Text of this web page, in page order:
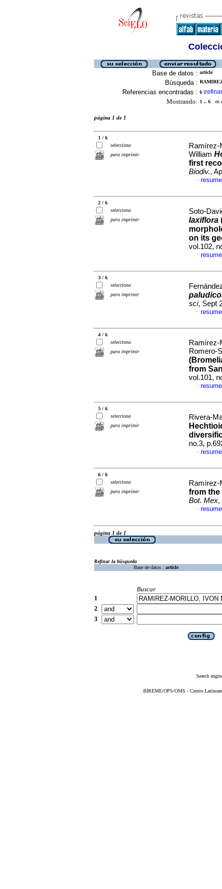
Base de datos : article
Búsqueda :
Referencias encontradas : 6 [refinar
Mostrando: 1 .. 6 en
página 1 de 1
1 / 6
selecciona
para imprimir
Ramírez-
William
first
Biodiv.,
·
2 / 6
selecciona
para imprimir
Soto-
laxiflora
on its
vol.102,
·
3 / 6
selecciona
para imprimir
sci, Sept
·
4 / 6
selecciona
para imprimir
Ramírez-
Romero-
from
vol.101,
·
5 / 6
selecciona
para imprimir
Rivera-
no.3,
·
6 / 6
selecciona
para imprimir
from the
Bot. Mex,
·
página 1 de 1
Refinar la búsqueda
Base de datos : article
Buscar
1
2
3
Search
BIREME/OPS/OMS - Centro